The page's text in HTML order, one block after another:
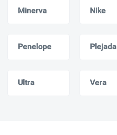
Minerva Nike
Penelope Plejada
Ultra Vera